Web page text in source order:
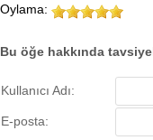
Oylama:
Bu öğe hakkında
Kullanıcı Adı:
E-posta: